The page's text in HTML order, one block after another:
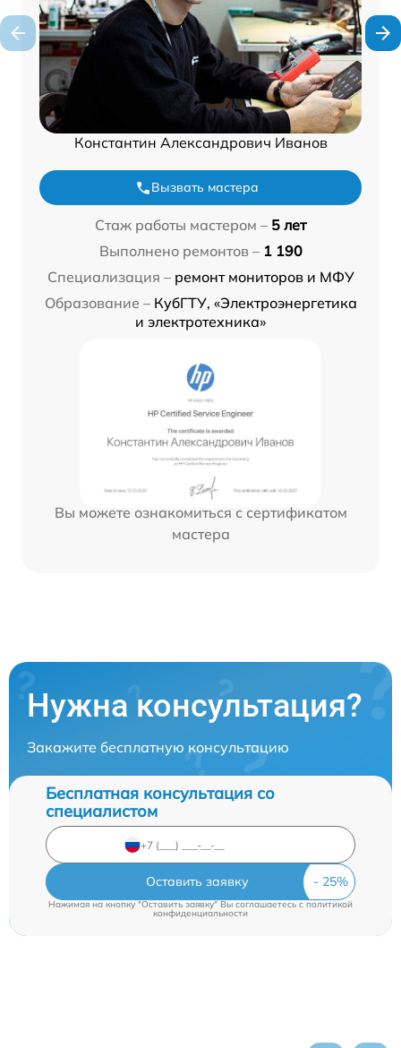
Константин Александрович Иванов
Вызвать мастера
Стаж работы мастером – 5 лет
Выполнено ремонтов – 1 190
Специализация – ремонт мониторов и МФУ
Образование – КубГТУ, «Электроэнергетика
и электротехника»
Вы можете ознакомиться с сертификатом
мастера
Нужна консультация?
Закажите бесплатную консультацию
Бесплатная консультация со
специалистом
Оставить заявку
Нажимая на кнопку "Оставить заявку" Вы соглашаетесь cполитикой
конфиденциальности